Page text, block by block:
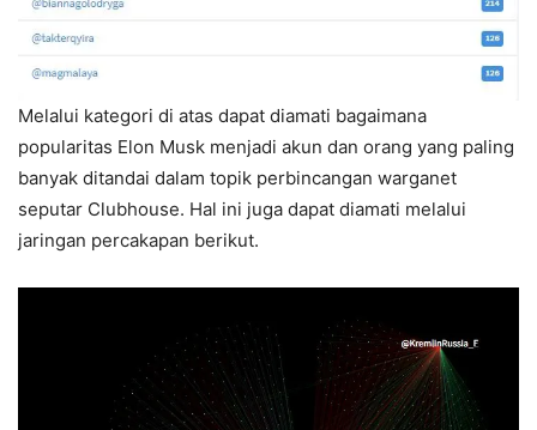
Melalui kategori di atas dapat diamati bagaimana
popularitas Elon Musk menjadi akun dan orang yang paling
banyak ditandai dalam topik perbincangan warganet
seputar Clubhouse. Hal ini juga dapat diamati melalui
jaringan percakapan berikut.